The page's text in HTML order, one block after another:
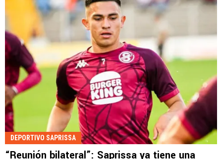
DEPORTIVO SAPRISSA
“Reunión bilateral”: Saprissa ya tiene una